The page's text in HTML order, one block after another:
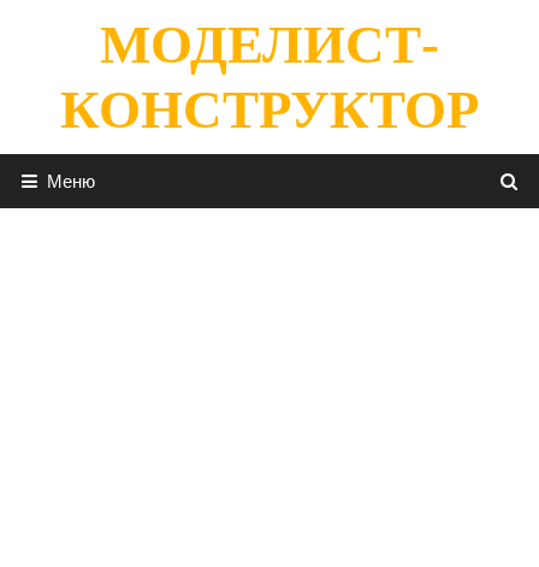
содержимомуМОДЕЛИСТ-
КОНСТРУКТОР
Меню